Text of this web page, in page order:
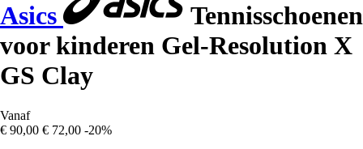
Asics
Tennisschoenen
voor kinderen Gel-Resolution X
GS Clay
Vanaf
€ 90,00 € 72,00 -20%